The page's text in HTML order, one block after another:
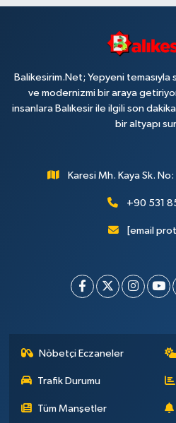
Balikesirim.Net; Yepyeni
ve modernizmi bir araya
insanlara Balıkesir ile ilgili son
bir altyapı
Karesi Mh. Kaya Sk. No:
+90 531
[email
Nöbetçi Eczaneler
Trafik Durumu
Tüm Manşetler